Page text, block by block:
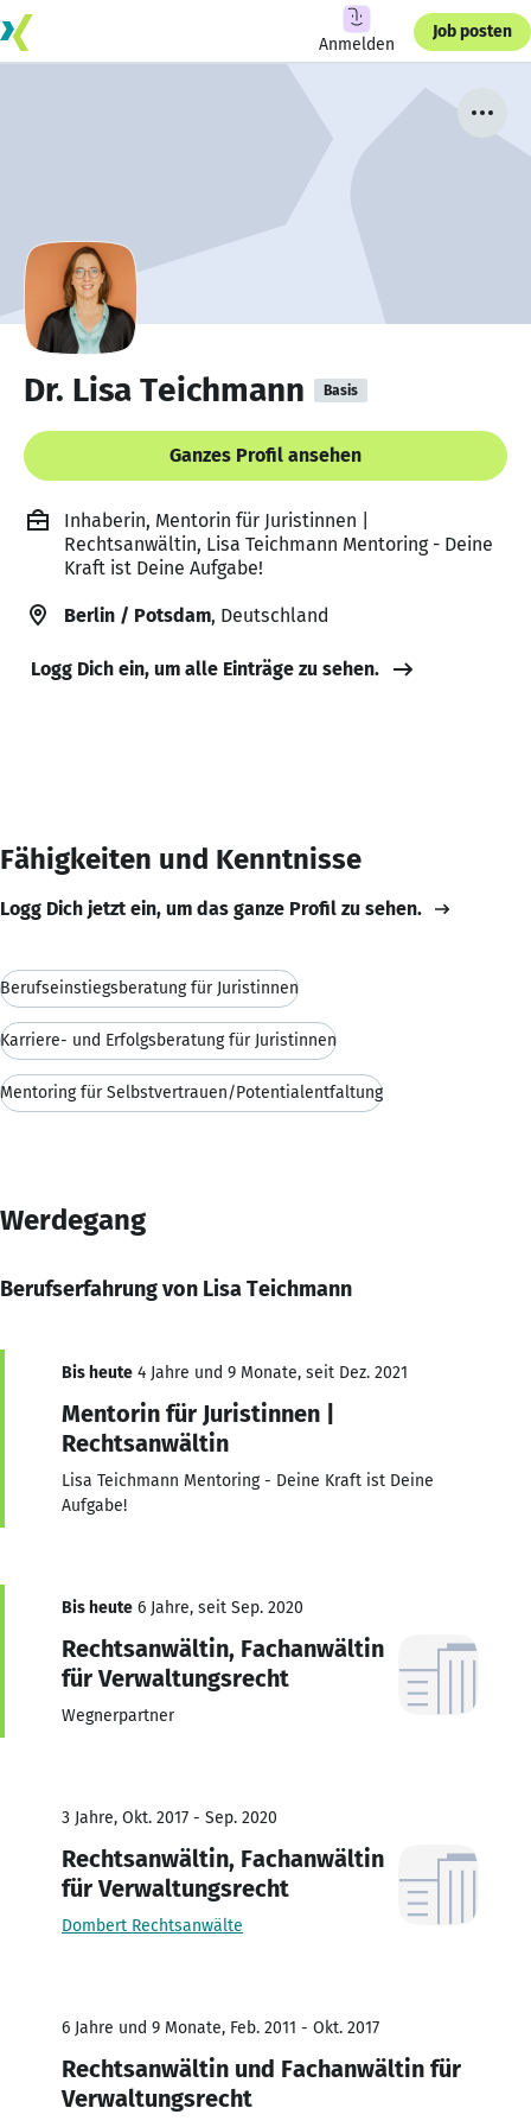
Anmelden
Job posten
Dr. Lisa Teichmann Basis
Ganzes Profil ansehen
Inhaberin, Mentorin für Juristinnen |
Rechtsanwältin, Lisa Teichmann Mentoring - Deine
Kraft ist Deine Aufgabe!
Berlin / Potsdam, Deutschland
Logg Dich ein, um alle Einträge zu sehen.
Fähigkeiten und Kenntnisse
Logg Dich jetzt ein, um das ganze Profil zu sehen.
Berufseinstiegsberatung für Juristinnen
Karriere- und Erfolgsberatung für Juristinnen
Mentoring für Selbstvertrauen/Potentialentfaltung
Werdegang
Berufserfahrung von Lisa Teichmann
Bis heute 4 Jahre und 9 Monate, seit Dez. 2021
Mentorin für Juristinnen |
Rechtsanwältin
Lisa Teichmann Mentoring - Deine Kraft ist Deine
Aufgabe!
Bis heute 6 Jahre, seit Sep. 2020
Rechtsanwältin, Fachanwältin
für Verwaltungsrecht
Wegnerpartner
3 Jahre, Okt. 2017 - Sep. 2020
Rechtsanwältin, Fachanwältin
für Verwaltungsrecht
Dombert Rechtsanwälte
6 Jahre und 9 Monate, Feb. 2011 - Okt. 2017
Rechtsanwältin und Fachanwältin für
Verwaltungsrecht